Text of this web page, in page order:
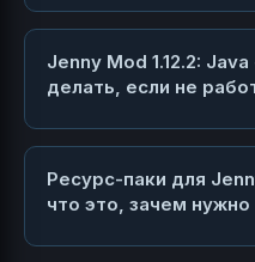
Jenny Mod 1.12.2:
делать, если не
Ресурс-паки для
что это, зачем нужно